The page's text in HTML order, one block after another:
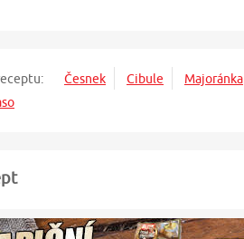
Česnek Cibule Majoránka